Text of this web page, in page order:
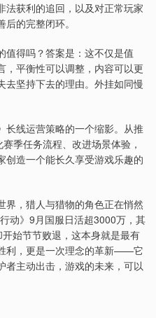
法获利的追回，以及对正常玩家
的完整闭环。
值得吗？答案是：这不仅是值
，平衡性可以调整，内容可以更
去坚持下去的理由。外挂如同慢
长线运营策略的一个缩影。从推
季任务流程、改进场景体验，
创造一个能长久享受游戏乐趣的
界，猎人与猎物的角色正在悄然
动》9月国服日活超3000万，其
始节节败退，这本身就是最有
利，更是一次理念的革新——它
者主动出击，游戏的未来，可以